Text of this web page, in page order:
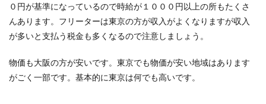
は？接し方に注意！
「最近職場にいる人の態度がおかしい、もしかし
０円が基準になっているので時給が１０００円以上の所もたくさ
んあります。フリーターは東京の方が収入がよくなりますが収入
が多いと支払う税金も多くなるので注意しましょう。
物価も大阪の方が安いです。東京でも物価が安い地域はあります
がごく一部です。基本的に東京は何でも高いです。